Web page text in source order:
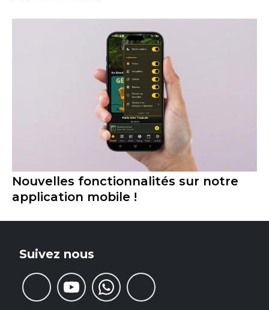
Nouvelles fonctionnalités sur notre
application mobile !
Suivez nous